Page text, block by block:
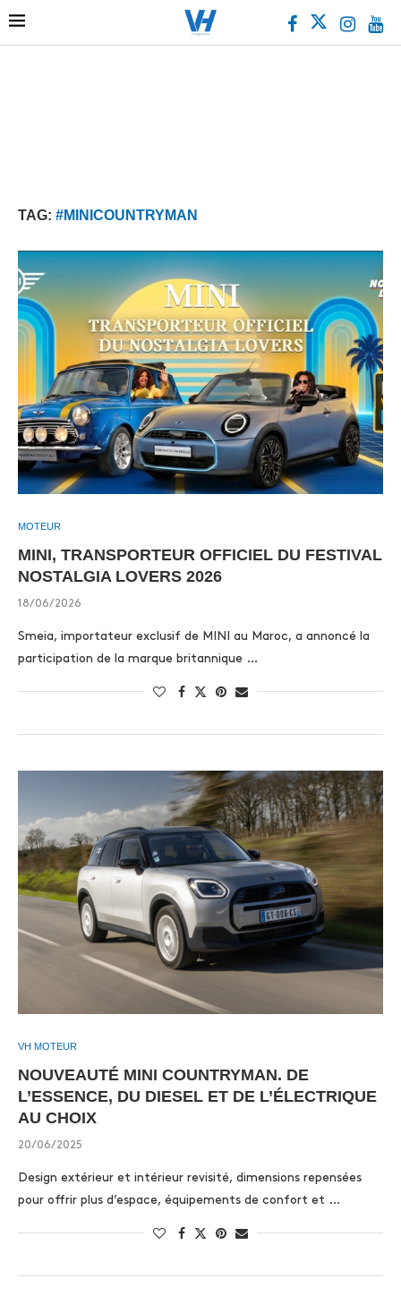
TAG: #MINICOUNTRYMAN
MOTEUR
MINI, TRANSPORTEUR OFFICIEL DU FESTIVAL
NOSTALGIA LOVERS 2026
18/06/2026
Smeia, importateur exclusif de MINI au Maroc, a annoncé la
participation de la marque britannique …
VH MOTEUR
NOUVEAUTÉ MINI COUNTRYMAN. DE
L’ESSENCE, DU DIESEL ET DE L’ÉLECTRIQUE
AU CHOIX
20/06/2025
Design extérieur et intérieur revisité, dimensions repensées
pour offrir plus d’espace, équipements de confort et …